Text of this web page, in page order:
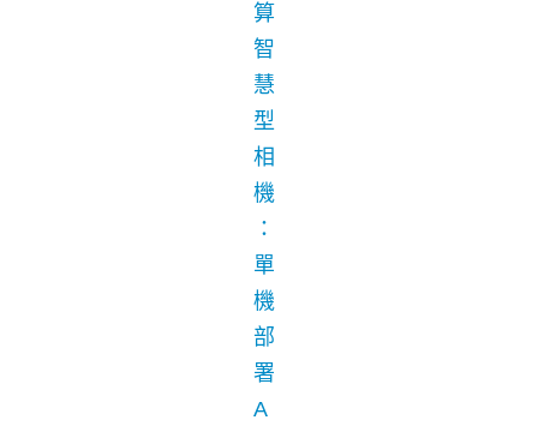
算
智
慧
型
相
機
：
單
機
部
署
A